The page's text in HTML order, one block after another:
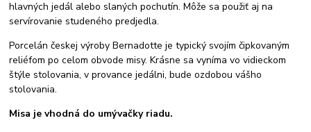
hlavných jedál alebo slaných pochutín. Môže sa použiť aj na
servírovanie studeného predjedla.
Porcelán českej výroby Bernadotte je typický svojím čipkovaným
reliéfom po celom obvode misy. Krásne sa vyníma vo vidieckom
štýle stolovania, v provance jedálni, bude ozdobou vášho
stolovania.
Misa je vhodná do umývačky riadu.